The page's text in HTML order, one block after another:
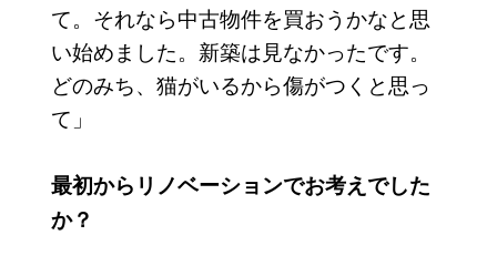
て。それなら中古物件を買おうかなと思
い始めました。新築は見なかったです。
どのみち、猫がいるから傷がつくと思っ
て」
最初からリノベーションでお考えでした
か？